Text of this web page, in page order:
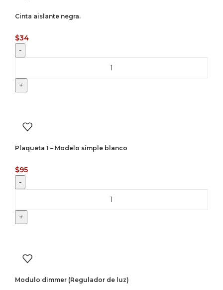
Cinta aislante negra.
$34
Plaqueta 1 – Modelo simple blanco
$95
Modulo dimmer (Regulador de luz)